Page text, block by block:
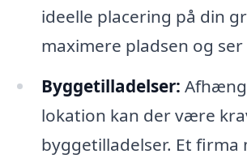
ideelle placering på din
maximere pladsen og
Byggetilladelser:
lokation kan der være
byggetilladelser. Et firma